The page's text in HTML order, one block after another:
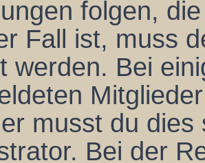
folgen,
Fall ist, muss
werden. Bei
musst du
Bei der